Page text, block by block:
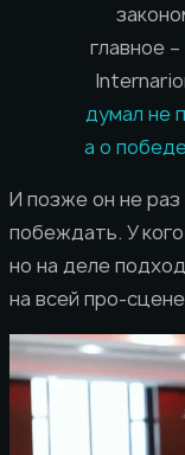
главное
думал не
а о
И позже он не
побеждать. У
но на деле
на всей про-